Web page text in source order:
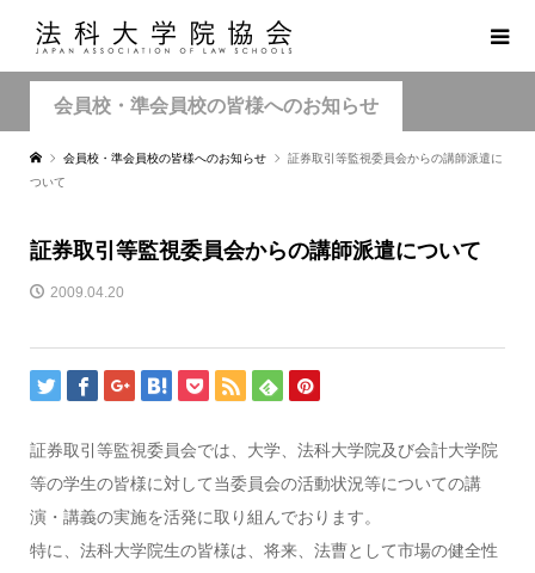
会員校・準会員校の皆様へのお知らせ
会員校・準会員校の皆様へのお知らせ
証券取引等監視委員会からの講師派遣に
ついて
証券取引等監視委員会からの講師派遣について
2009.04.20
証券取引等監視委員会では、大学、法科大学院及び会計大学院
等の学生の皆様に対して当委員会の活動状況等についての講
演・講義の実施を活発に取り組んでおります。
特に、法科大学院生の皆様は、将来、法曹として市場の健全性